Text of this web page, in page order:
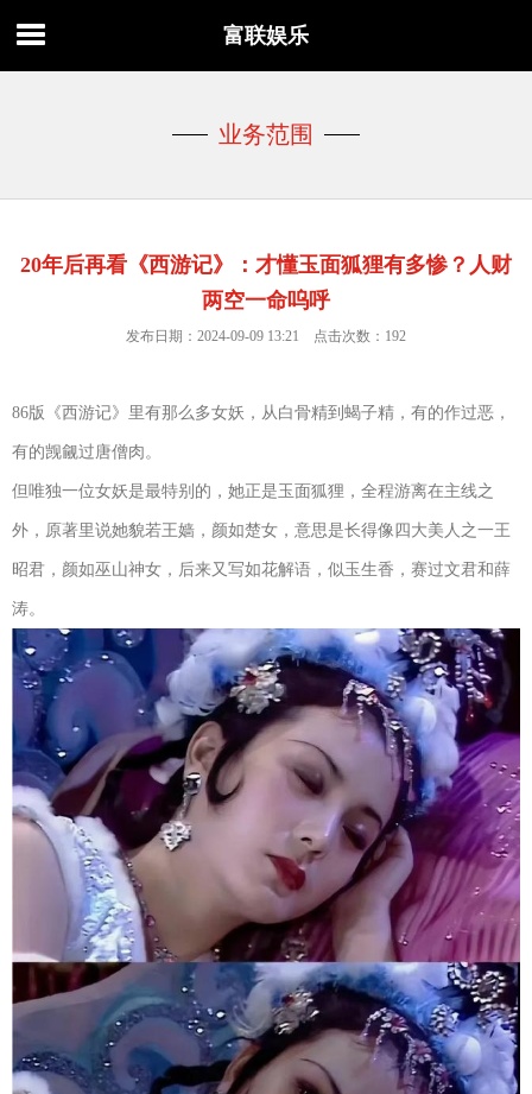
富联娱乐
业务范围
20年后再看《西游记》：才懂玉面狐狸有多惨？人财
两空一命呜呼
发布日期：2024-09-09 13:21 点击次数：192
86版《西游记》里有那么多女妖，从白骨精到蝎子精，有的作过恶，
有的觊觎过唐僧肉。
但唯独一位女妖是最特别的，她正是玉面狐狸，全程游离在主线之
外，原著里说她貌若王嫱，颜如楚女，意思是长得像四大美人之一王
昭君，颜如巫山神女，后来又写如花解语，似玉生香，赛过文君和薛
涛。